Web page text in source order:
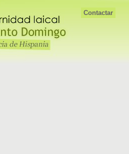
Contactar